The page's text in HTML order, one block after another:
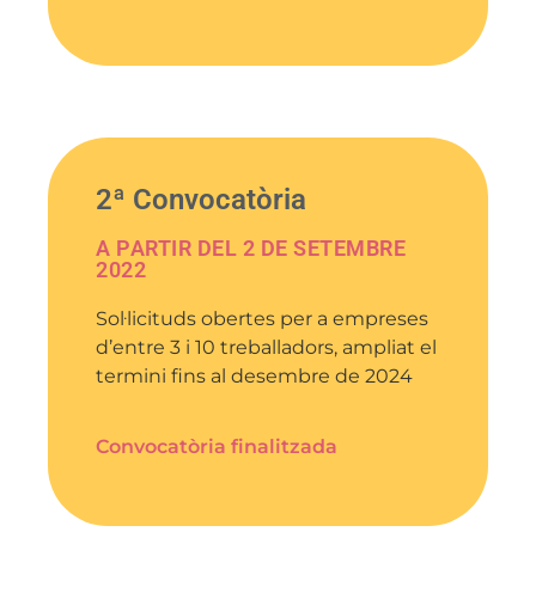
2ª Convocatòria
A PARTIR DEL 2 DE SETEMBRE
2022
Sol·licituds obertes per a empreses
d’entre 3 i 10 treballadors, ampliat el
termini fins al desembre de 2024
Convocatòria finalitzada